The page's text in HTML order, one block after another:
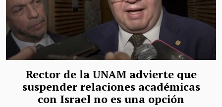
Rector de la UNAM advierte que
suspender relaciones académicas
con Israel no es una opción